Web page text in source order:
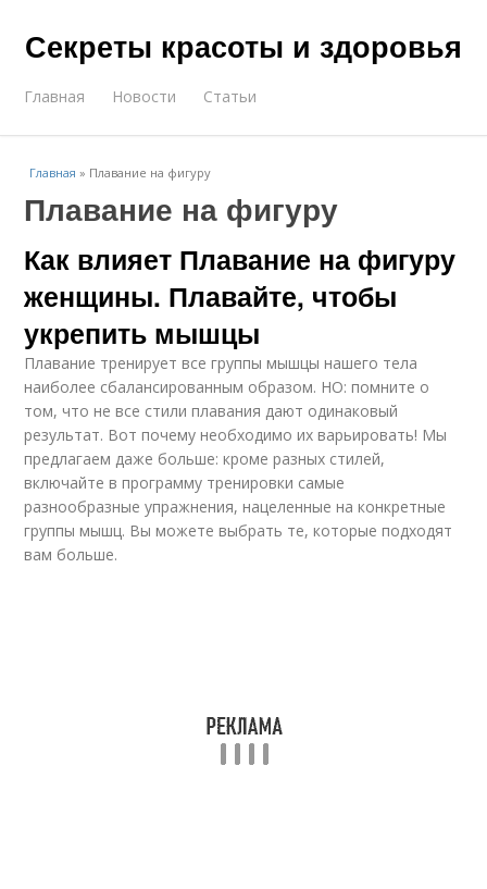
Секреты красоты и здоровья
Главная Новости Статьи
Главная » Плавание на фигуру
Плавание на фигуру
Как влияет Плавание на фигуру
женщины. Плавайте, чтобы
укрепить мышцы
Плавание тренирует все группы мышцы нашего тела
наиболее сбалансированным образом. НО: помните о
том, что не все стили плавания дают одинаковый
результат. Вот почему необходимо их варьировать! Мы
предлагаем даже больше: кроме разных стилей,
включайте в программу тренировки самые
разнообразные упражнения, нацеленные на конкретные
группы мышц. Вы можете выбрать те, которые подходят
вам больше.